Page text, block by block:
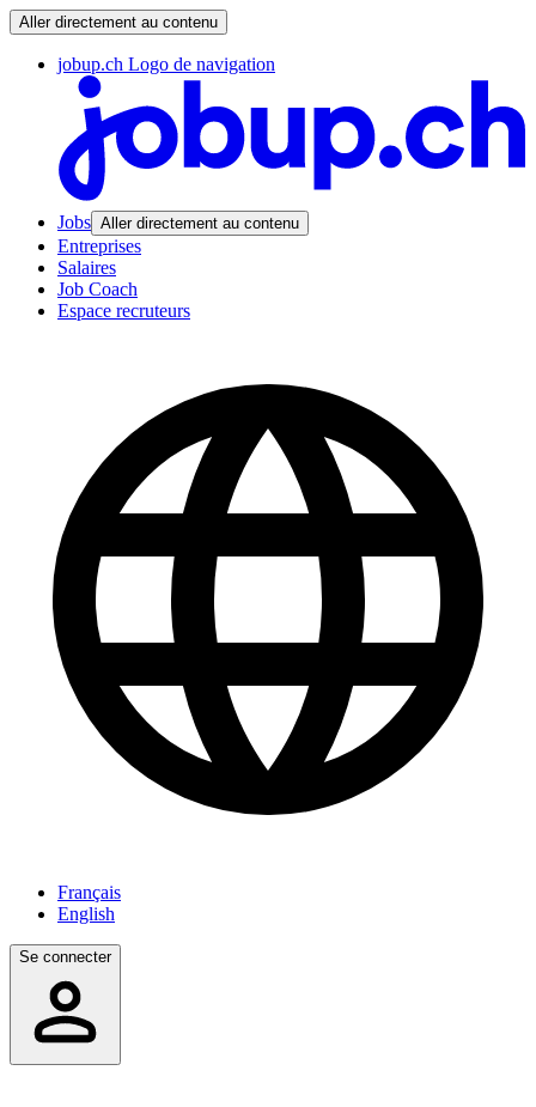
Aller directement au contenu
jobup.ch Logo de navigation
Jobs Aller directement au contenu
Entreprises
Salaires
Job Coach
Espace recruteurs
Français
English
Se connecter